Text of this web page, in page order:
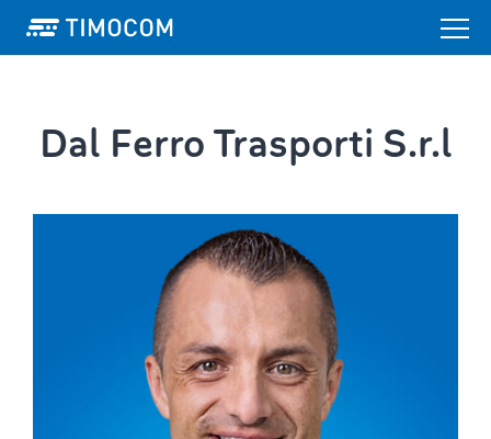
Dal Ferro Trasporti S.r.l